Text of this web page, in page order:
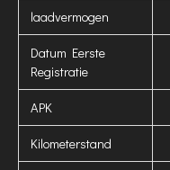
laadvermogen
Datum Eerste
Registratie
APK
Kilometerstand